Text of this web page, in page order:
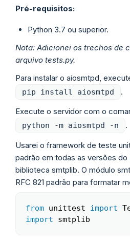
Pré-requisitos:
Python 3.7 ou superior.
Nota: Adicionei os trechos de
arquivo tests.py.
Para instalar o aiosmtpd,
pip install aiosmtpd .
Execute o servidor com o
python -m aiosmtpd -n .
Usarei o framework de teste
padrão em todas as versões do
biblioteca smtplib. O módulo
RFC 821 padrão para formatar
from unittest import
import smtplib